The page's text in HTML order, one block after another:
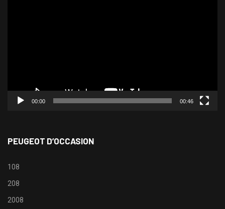
00:00 00:46
PEUGEOT D’OCCASION
108
208
2008